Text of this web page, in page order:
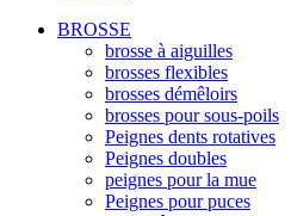
BROSSE
brosse à aiguilles
brosses flexibles
brosses démêloirs
brosses pour sous-poils
Peignes dents rotatives
Peignes doubles
peignes pour la mue
Peignes pour puces